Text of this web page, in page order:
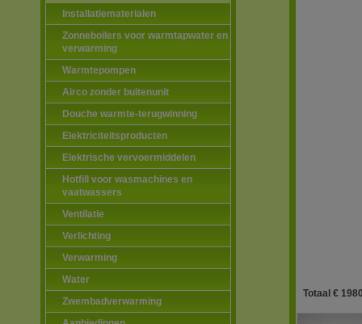
Installatiematerialen
Zonneboilers voor warmtapwater en
verwarming
Warmtepompen
Airco zonder buitenunit
Douche warmte-terugwinning
Elektriciteitsproducten
Elektrische vervoermiddelen
Hotfill voor wasmachines en
vaatwassers
Ventilatie
Verlichting
Verwarming
Water
Zwembadverwarming
Totaal €